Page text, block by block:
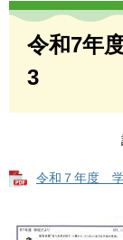
本
令和7年
3
令和７年度 学